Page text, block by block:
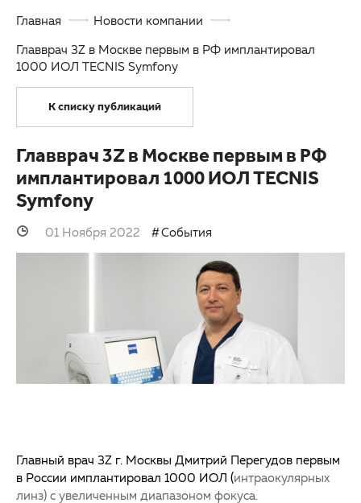
ОМС
3D-тур по клинике
Клуб офтальмологов
Другие заболевания глаз
Детская офтальмология
Главная
Новости компании
Главврач 3Z в Москве первым в РФ имплантировал
1000 ИОЛ TECNIS Symfony
К списку публикаций
Главврач 3Z в Москве первым в РФ
имплантировал 1000 ИОЛ TECNIS
Symfony
01 Ноября 2022 События
Главный врач 3Z г. Москвы Дмитрий Перегудов первым
в России имплантировал 1000 ИОЛ (интраокулярных
линз) с увеличенным диапазоном фокуса.